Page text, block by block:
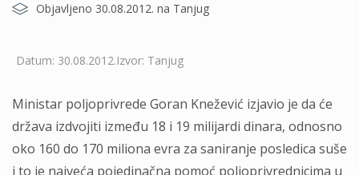
Objavljeno 30.08.2012. na Tanjug
Datum: 30.08.2012.Izvor: Tanjug
Ministar poljoprivrede Goran Knežević izjavio je da će
država izdvojiti između 18 i 19 milijardi dinara, odnosno
oko 160 do 170 miliona evra za saniranje posledica suše
i to je najveća pojedinačna pomoć poljoprivrednicima u